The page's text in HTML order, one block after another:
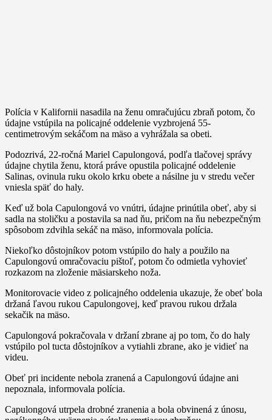
Polícia v Kalifornii nasadila na ženu omračujúcu zbraň potom, čo
údajne vstúpila na policajné oddelenie vyzbrojená 55-
centimetrovým sekáčom na mäso a vyhrážala sa obeti.
Podozrivá, 22-ročná Mariel Capulongová, podľa tlačovej správy
údajne chytila ​​ženu, ktorá práve opustila policajné oddelenie
Salinas, ovinula ruku okolo krku obete a násilne ju v stredu večer
vniesla späť do haly.
Keď už bola Capulongová vo vnútri, údajne prinútila obeť, aby si
sadla na stoličku a postavila sa nad ňu, pričom na ňu nebezpečným
spôsobom zdvihla sekáč na mäso, informovala polícia.
Niekoľko dôstojníkov potom vstúpilo do haly a použilo na
Capulongovú omračovaciu pištoľ, potom čo odmietla vyhovieť
rozkazom na zloženie mäsiarskeho noža.
Monitorovacie video z policajného oddelenia ukazuje, že obeť bola
držaná ľavou rukou Capulongovej, keď pravou rukou držala
sekačik na mäso.
Capulongová pokračovala v držaní zbrane aj po tom, čo do haly
vstúpilo pol tucta dôstojníkov a vytiahli zbrane, ako je vidieť na
videu.
Obeť pri incidente nebola zranená a Capulongovú údajne ani
nepoznala, informovala polícia.
Capulongová utrpela drobné zranenia a bola obvinená z únosu,